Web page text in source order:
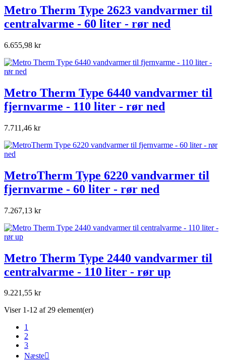
Metro Therm Type 2623 vandvarmer til
centralvarme - 60 liter - rør ned
6.655,98 kr
Metro Therm Type 6440 vandvarmer til
fjernvarme - 110 liter - rør ned
7.711,46 kr
MetroTherm Type 6220 vandvarmer til
fjernvarme - 60 liter - rør ned
7.267,13 kr
Metro Therm Type 2440 vandvarmer til
centralvarme - 110 liter - rør up
9.221,55 kr
Viser 1-12 af 29 element(er)
1
2
3
Næste